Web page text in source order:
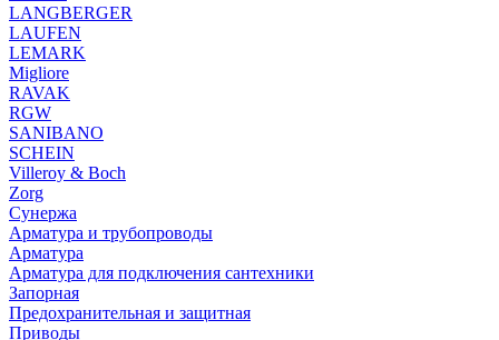
LANGBERGER
LAUFEN
LEMARK
Migliore
RAVAK
RGW
SANIBANO
SCHEIN
Villeroy & Boch
Zorg
Сунержа
Арматура и трубопроводы
Арматура
Арматура для подключения сантехники
Запорная
Предохранительная и защитная
Приводы